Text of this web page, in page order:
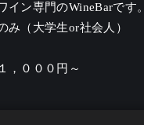
イン専門のWineBarです。
み（大学生or社会人）